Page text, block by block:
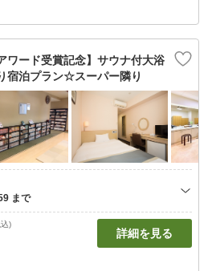
ワード受賞記念】サウナ付大浴
宿泊プラン☆スーパー隣り
)
詳細を見る